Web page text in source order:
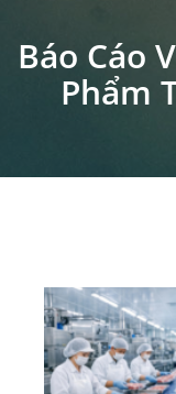
Báo Cáo
Phẩm